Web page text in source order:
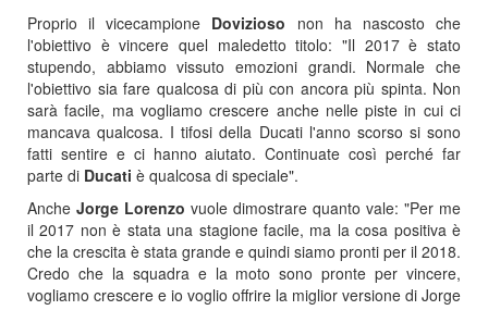
Proprio il vicecampione Dovizioso non ha nascosto che
l'obiettivo è vincere quel maledetto titolo: "Il 2017 è stato
stupendo, abbiamo vissuto emozioni grandi. Normale che
l'obiettivo sia fare qualcosa di più con ancora più spinta. Non
sarà facile, ma vogliamo crescere anche nelle piste in cui ci
mancava qualcosa. I tifosi della Ducati l'anno scorso si sono
fatti sentire e ci hanno aiutato. Continuate così perché far
parte di Ducati è qualcosa di speciale".
Anche Jorge Lorenzo vuole dimostrare quanto vale: "Per me
il 2017 non è stata una stagione facile, ma la cosa positiva è
che la crescita è stata grande e quindi siamo pronti per il 2018.
Credo che la squadra e la moto sono pronte per vincere,
vogliamo crescere e io voglio offrire la miglior versione di Jorge